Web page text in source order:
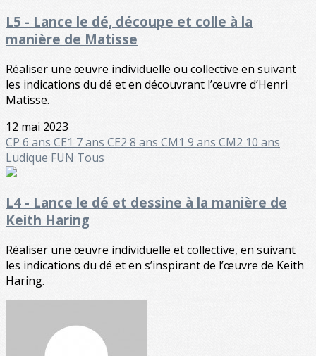
L5 - Lance le dé, découpe et colle à la
manière de Matisse
Réaliser une œuvre individuelle ou collective en suivant
les indications du dé et en découvrant l’œuvre d’Henri
Matisse.
12 mai 2023
CP 6 ans CE1 7 ans CE2 8 ans CM1 9 ans CM2 10 ans
Ludique FUN Tous
L4 - Lance le dé et dessine à la manière de
Keith Haring
Réaliser une œuvre individuelle et collective, en suivant
les indications du dé et en s’inspirant de l’œuvre de Keith
Haring.